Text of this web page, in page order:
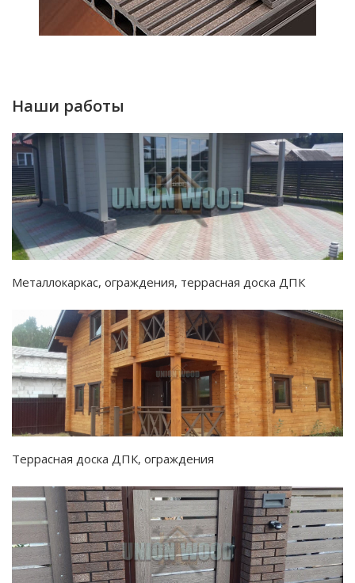
Наши работы
Металлокаркас, ограждения, террасная доска ДПК
Террасная доска ДПК, ограждения